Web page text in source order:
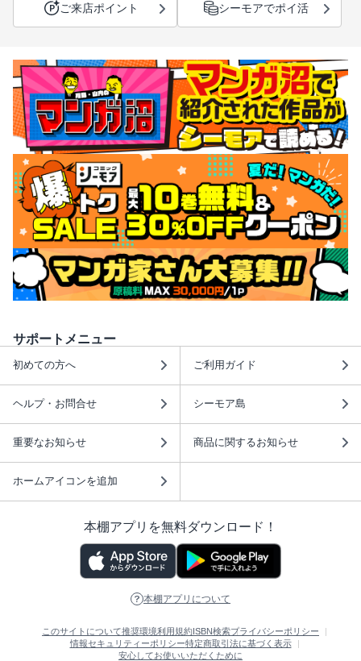
ご来店ポイント シーモアでポイ活
サポートメニュー
初めての方へ ご利用ガイド
ヘルプ・お問合せ シーモア島
重要なお知らせ 商品に関するお知らせ
ホームアイコンを追加
本棚アプリを無料ダウンロード！
本棚アプリについて
このサイトについて推奨環境利用規約 ISBN検索プライバシーポリシー
情報セキュリティーポリシー特定商取引法に基づく表示
安心してお使いいただくために